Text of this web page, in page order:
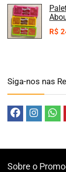
R$
Siga-nos nas
Sobre o